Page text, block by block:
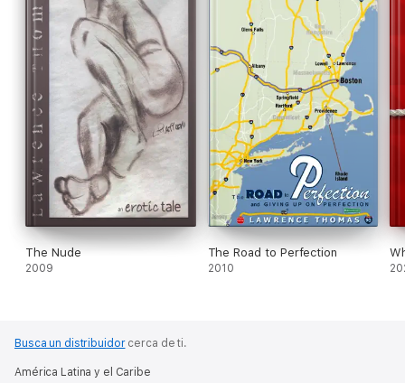
The Nude
2009
The Road to Perfection
2010
Busca un distribuidorcerca de ti.
América Latina y el Caribe